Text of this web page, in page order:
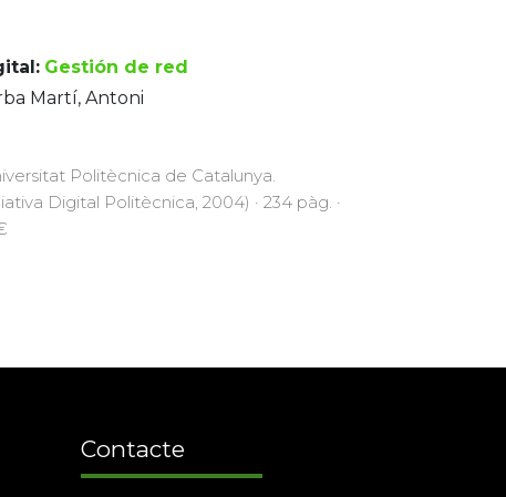
Gestión de red
Martí, Antoni
Politècnica de Catalunya.
Digital Politècnica, 2004) · 234 pàg. ·
Contacte